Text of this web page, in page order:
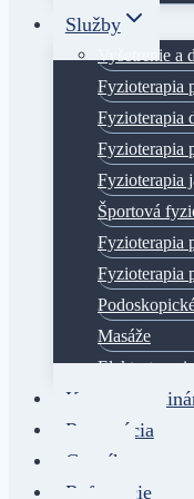
Služby
Vyšetrenie
Fyzioterapia
Fyzioterapia
Fyzioterapia
Fyzioterapia
Športová
Fyzioterapia
Fyzioterapia
Masáže
Kurzy a
Rezervácia
Cenník
Referencie